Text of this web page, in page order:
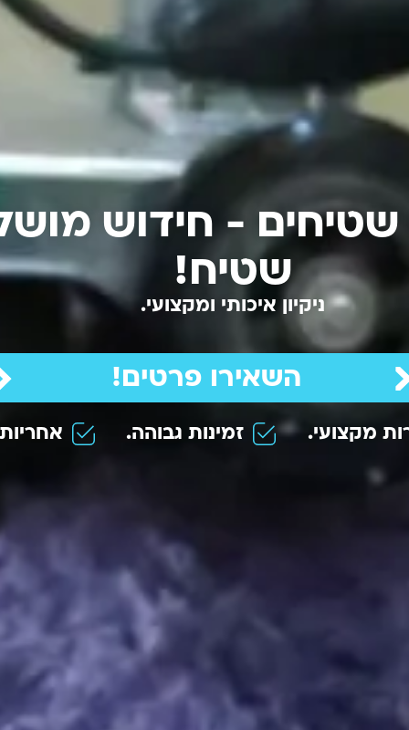
שטיחים - חידוש
שטיח!
ניקיון איכותי ומקצועי.
השאירו פרטים!
מקצועי. זמינות גבוהה.